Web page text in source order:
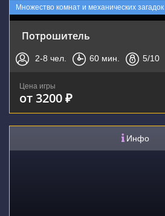
Множество комнат и механических загадок
Потрошитель
2-8 чел. 60 мин. 5/10
Цена игры
от 3200 ₽
Инфо